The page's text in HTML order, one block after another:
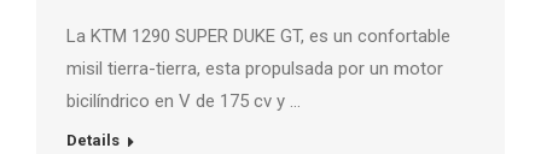
La KTM 1290 SUPER DUKE GT, es un confortable
misil tierra-tierra, esta propulsada por un motor
bicilíndrico en V de 175 cv y …
Details